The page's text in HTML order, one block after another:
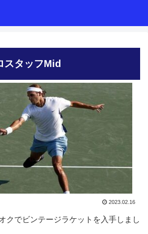
スタッフMid
2023.02.16
クでビンテージラケットを入手しまし